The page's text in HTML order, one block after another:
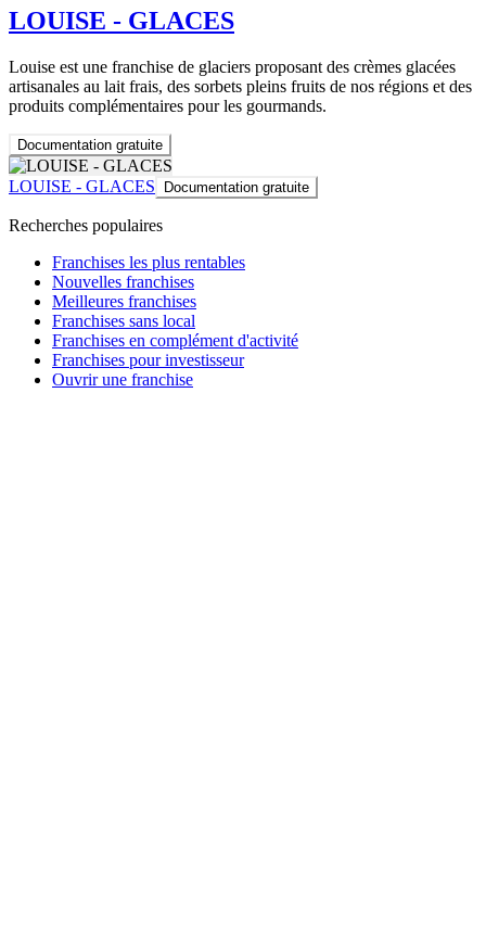
LOUISE - GLACES
Louise est une franchise de glaciers proposant des crèmes glacées
artisanales au lait frais, des sorbets pleins fruits de nos régions et des
produits complémentaires pour les gourmands.
Documentation gratuite
LOUISE - GLACES Documentation gratuite
Recherches populaires
Franchises les plus rentables
Nouvelles franchises
Meilleures franchises
Franchises sans local
Franchises en complément d'activité
Franchises pour investisseur
Ouvrir une franchise